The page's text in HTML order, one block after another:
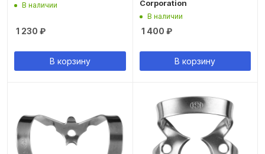
В наличии
1 230 ₽
В корзину
Corporation
В наличии
1 400 ₽
В корзину